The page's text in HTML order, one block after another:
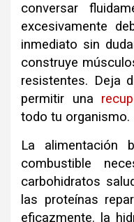
conversar
excesivamente
inmediato sin
construye
resistentes. Deja
permitir una
todo tu organismo.
La alimentación
combustible
carbohidratos
las proteínas
eficazmente. l a